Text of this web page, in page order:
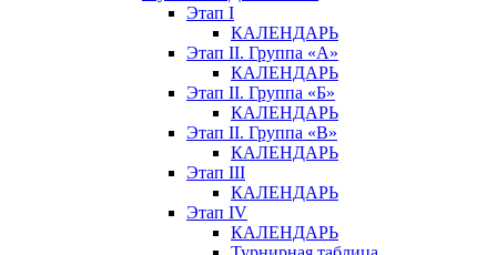
Этап I
КАЛЕНДАРЬ
Этап II. Группа «А»
КАЛЕНДАРЬ
Этап II. Группа «Б»
КАЛЕНДАРЬ
Этап II. Группа «В»
КАЛЕНДАРЬ
Этап III
КАЛЕНДАРЬ
Этап IV
КАЛЕНДАРЬ